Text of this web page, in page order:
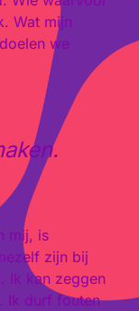
Wat mijn
we
mij, is
zijn bij
Ik kan zeggen
Ik durf fouten